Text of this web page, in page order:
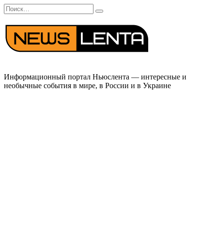
Перейти
к
содержанию
Search
for:
Информационный портал Ньюслента — интересные и
необычные события в мире, в России и в Украине